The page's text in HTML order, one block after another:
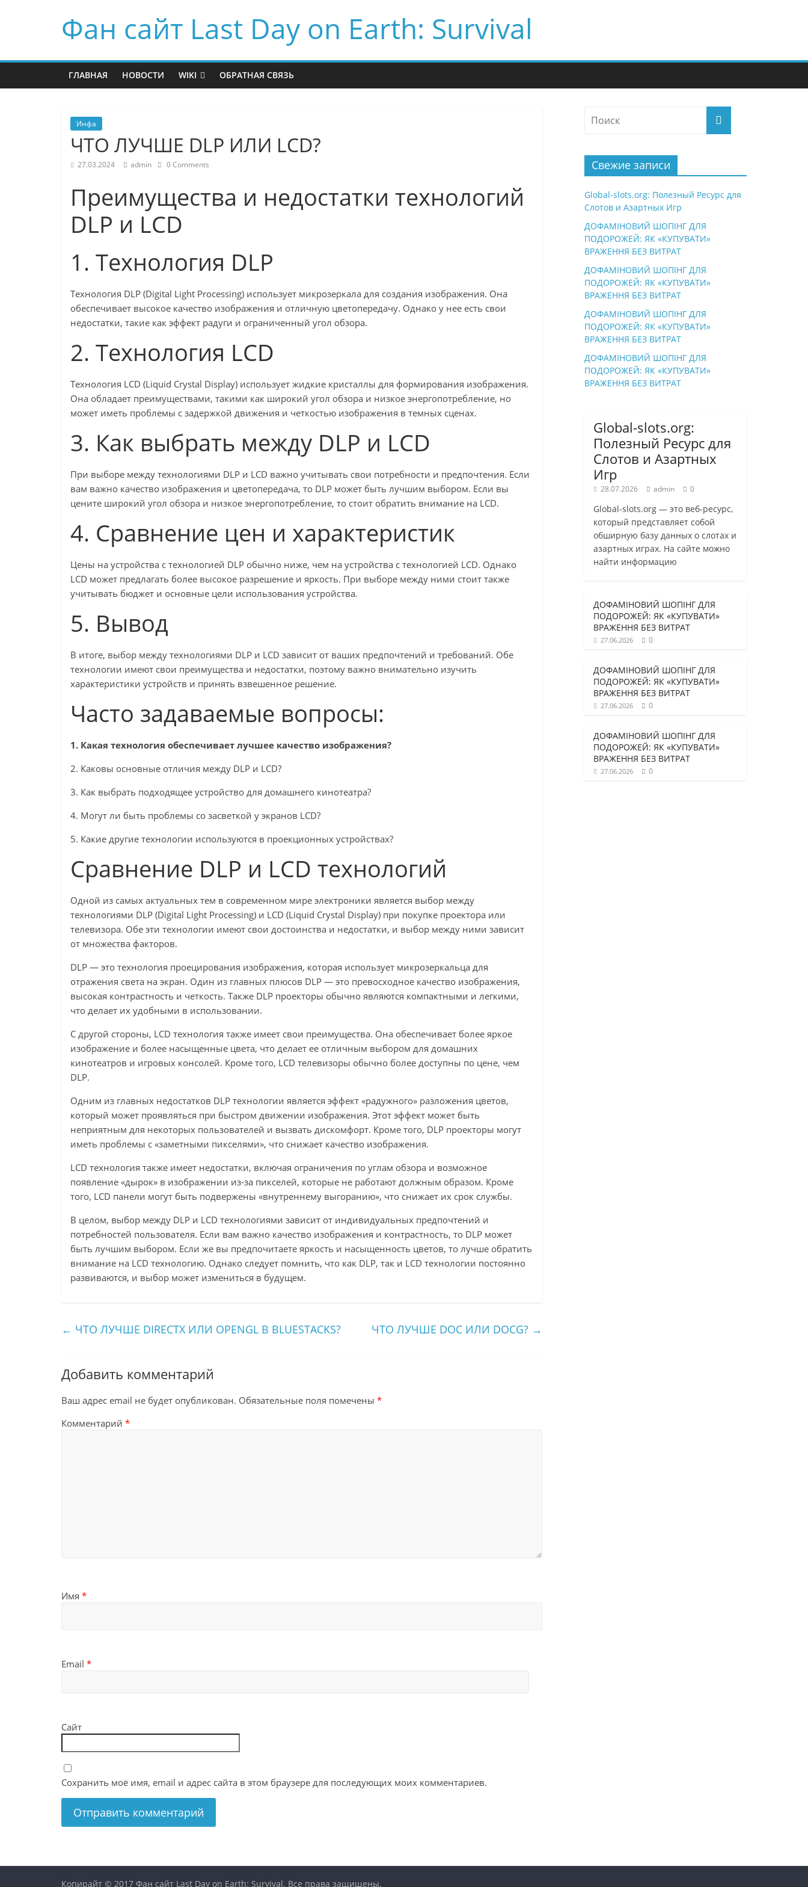
Фан сайт Last Day on Earth: Survival
ГЛАВНАЯ НОВОСТИ WIKI ОБРАТНАЯ СВЯЗЬ
Инфа
ЧТО ЛУЧШЕ DLP ИЛИ LCD?
27.03.2024 admin 0 Comments
Преимущества и недостатки технологий
DLP и LCD
1. Технология DLP
Технология DLP (Digital Light Processing) использует микрозеркала для создания изображения. Она
обеспечивает высокое качество изображения и отличную цветопередачу. Однако у нее есть свои
недостатки, такие как эффект радуги и ограниченный угол обзора.
2. Технология LCD
Технология LCD (Liquid Crystal Display) использует жидкие кристаллы для формирования изображения.
Она обладает преимуществами, такими как широкий угол обзора и низкое энергопотребление, но
может иметь проблемы с задержкой движения и четкостью изображения в темных сценах.
3. Как выбрать между DLP и LCD
При выборе между технологиями DLP и LCD важно учитывать свои потребности и предпочтения. Если
вам важно качество изображения и цветопередача, то DLP может быть лучшим выбором. Если вы
цените широкий угол обзора и низкое энергопотребление, то стоит обратить внимание на LCD.
4. Сравнение цен и характеристик
Цены на устройства с технологией DLP обычно ниже, чем на устройства с технологией LCD. Однако
LCD может предлагать более высокое разрешение и яркость. При выборе между ними стоит также
учитывать бюджет и основные цели использования устройства.
5. Вывод
В итоге, выбор между технологиями DLP и LCD зависит от ваших предпочтений и требований. Обе
технологии имеют свои преимущества и недостатки, поэтому важно внимательно изучить
характеристики устройств и принять взвешенное решение.
Часто задаваемые вопросы:
1. Какая технология обеспечивает лучшее качество изображения?
2. Каковы основные отличия между DLP и LCD?
3. Как выбрать подходящее устройство для домашнего кинотеатра?
4. Могут ли быть проблемы со засветкой у экранов LCD?
5. Какие другие технологии используются в проекционных устройствах?
Сравнение DLP и LCD технологий
Одной из самых актуальных тем в современном мире электроники является выбор между
технологиями DLP (Digital Light Processing) и LCD (Liquid Crystal Display) при покупке проектора или
телевизора. Обе эти технологии имеют свои достоинства и недостатки, и выбор между ними зависит
от множества факторов.
DLP — это технология проецирования изображения, которая использует микрозеркальца для
отражения света на экран. Один из главных плюсов DLP — это превосходное качество изображения,
высокая контрастность и четкость. Также DLP проекторы обычно являются компактными и легкими,
что делает их удобными в использовании.
С другой стороны, LCD технология также имеет свои преимущества. Она обеспечивает более яркое
изображение и более насыщенные цвета, что делает ее отличным выбором для домашних
кинотеатров и игровых консолей. Кроме того, LCD телевизоры обычно более доступны по цене, чем
DLP.
Одним из главных недостатков DLP технологии является эффект «радужного» разложения цветов,
который может проявляться при быстром движении изображения. Этот эффект может быть
неприятным для некоторых пользователей и вызвать дискомфорт. Кроме того, DLP проекторы могут
иметь проблемы с «заметными пикселями», что снижает качество изображения.
LCD технология также имеет недостатки, включая ограничения по углам обзора и возможное
появление «дырок» в изображении из-за пикселей, которые не работают должным образом. Кроме
того, LCD панели могут быть подвержены «внутреннему выгоранию», что снижает их срок службы.
В целом, выбор между DLP и LCD технологиями зависит от индивидуальных предпочтений и
потребностей пользователя. Если вам важно качество изображения и контрастность, то DLP может
быть лучшим выбором. Если же вы предпочитаете яркость и насыщенность цветов, то лучше обратить
внимание на LCD технологию. Однако следует помнить, что как DLP, так и LCD технологии постоянно
развиваются, и выбор может измениться в будущем.
← ЧТО ЛУЧШЕ DIRECTX ИЛИ OPENGL В BLUESTACKS? ЧТО ЛУЧШЕ DOC ИЛИ DOCG? →
Добавить комментарий
Ваш адрес email не будет опубликован. Обязательные поля помечены *
Комментарий *
Имя *
Email *
Сайт
Сохранить моё имя, email и адрес сайта в этом браузере для последующих моих комментариев.
Свежие записи
Global-slots.org: Полезный Ресурс для
Слотов и Азартных Игр
ДОФАМІНОВИЙ ШОПІНГ ДЛЯ
ПОДОРОЖЕЙ: ЯК «КУПУВАТИ»
ВРАЖЕННЯ БЕЗ ВИТРАТ
ДОФАМІНОВИЙ ШОПІНГ ДЛЯ
ПОДОРОЖЕЙ: ЯК «КУПУВАТИ»
ВРАЖЕННЯ БЕЗ ВИТРАТ
ДОФАМІНОВИЙ ШОПІНГ ДЛЯ
ПОДОРОЖЕЙ: ЯК «КУПУВАТИ»
ВРАЖЕННЯ БЕЗ ВИТРАТ
ДОФАМІНОВИЙ ШОПІНГ ДЛЯ
ПОДОРОЖЕЙ: ЯК «КУПУВАТИ»
ВРАЖЕННЯ БЕЗ ВИТРАТ
Global-slots.org:
Полезный Ресурс для
Слотов и Азартных
Игр
28.07.2026 admin 0
Global-slots.org — это веб-ресурс,
который представляет собой
обширную базу данных о слотах и
азартных играх. На сайте можно
найти информацию
ДОФАМІНОВИЙ ШОПІНГ ДЛЯ
ПОДОРОЖЕЙ: ЯК «КУПУВАТИ»
ВРАЖЕННЯ БЕЗ ВИТРАТ
27.06.2026 0
ДОФАМІНОВИЙ ШОПІНГ ДЛЯ
ПОДОРОЖЕЙ: ЯК «КУПУВАТИ»
ВРАЖЕННЯ БЕЗ ВИТРАТ
27.06.2026 0
ДОФАМІНОВИЙ ШОПІНГ ДЛЯ
ПОДОРОЖЕЙ: ЯК «КУПУВАТИ»
ВРАЖЕННЯ БЕЗ ВИТРАТ
27.06.2026 0
Копирайт © 2017 Фан сайт Last Day on Earth: Survival. Все права защищены.